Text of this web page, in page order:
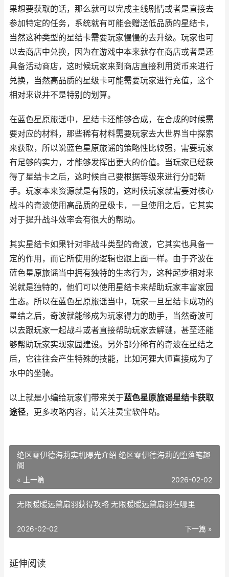
果想要获取的话，那么就可以完成主线剧情或者是直接去
参加特定的任务，系统就有可能会赠送低品质的星结卡，
当然这种类型的星结卡需要玩家慢慢的去升级。玩家也可
以去商店中兑换，因为在游戏中本来就存在商店或者是还
具备活动商店，这时候玩家来到商店直接利用货币来进行
兑换，当然高品质的星级卡可能需要玩家进行充值，这个
相对来说并不是特别的划算。
在蓝色星原旅谣中，星结卡还能够合成，在合成的时候需
要对应的材料，那些稀有材料需要玩家去大世界当中探索
来获取，所以说蓝色星原旅谣的策略性比较强，需要玩家
有足够的实力，才能够发挥出更大的价值。当玩家已经获
得了星结卡之后，这时候自己要根据等级来进行分配新
手。玩家本来资源就是有限的，这时候玩家就需要对核心
战斗的奇波使用高品质的星级卡，一旦使用之后，它其实
对于提升战斗效率会有很大的帮助。
其实星结卡如果针对非战斗类型的奇波，它其实也具备一
定的作用，而它所使用的逻辑也跟上面一样。由于齐波在
蓝色星原旅谣当中拥有独特的生态行为，这种起步相对来
说就是独特的，他们可以使用星结卡来帮助玩家丰富家园
生态。所以在蓝色星原旅谣当中，玩家一旦星结卡成功的
星结之后，奇波就能够成为玩家得力的助手，当然奇波可
以去跟玩家一起战斗或者直接帮助玩家去解谜，甚至还能
够帮助玩家实现家园建设。另外部分稀有的奇波在星结之
后，它往往会产生特殊的技能，比如河狸大师直接成为了
水中的坐骑。
以上就是小编给玩家们带来关于蓝色星原旅谣星结卡获取
途径，更多攻略内容，请关注灵宝软件站。
绝区零伊德海莉实机曝光介绍 绝区零伊德海莉的堕落笔趣
阁
« 上一篇 2026-02-02
无限暖暖远黛扇羽获得攻略 无限暖暖远黛扇羽在哪里
下一篇 »
2026-02-02
延伸阅读